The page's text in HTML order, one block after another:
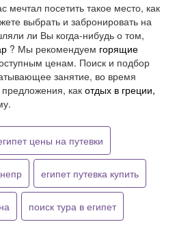
посетить такое место, как
выбрать и забронировать на
ли Вы когда-нибудь о том,
? Мы рекомендуем горящие
ценам. Поиск и подбор
занятие, во время
как отдых в греции,
цены на путевки
египет путевка купить
поиск тура в египет